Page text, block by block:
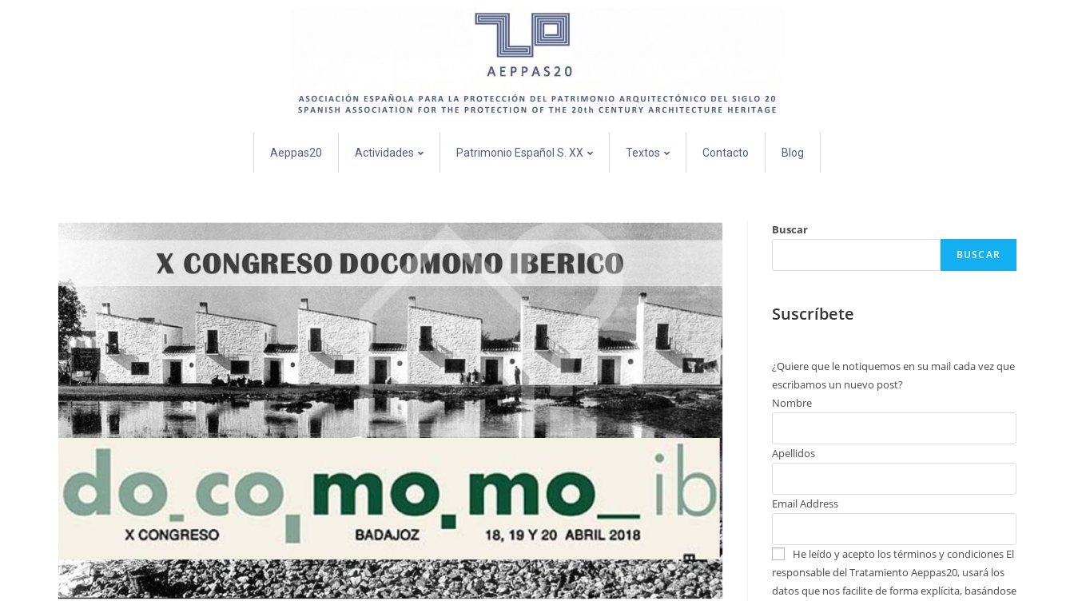
Aeppas20 Actividades Patrimonio Español S. XX Textos Contacto Blog
Buscar
BUSCAR
Suscríbete
¿Quiere que le notiquemos en su mail cada vez que
escribamos un nuevo post?
Nombre
Apellidos
Email Address
He leído y acepto los términos y condiciones El
responsable del Tratamiento Aeppas20, usará los
datos que nos facilite de forma explícita, basándose